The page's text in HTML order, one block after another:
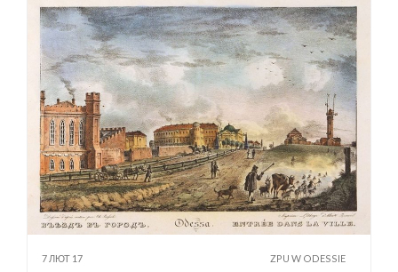
7 ЛЮТ 17 ZPU W ODESSIE